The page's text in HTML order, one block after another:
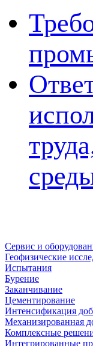
Сервис и
Геофизические
Испытания
Бурение
Заканчивание
Цементирование
Интенсификация
Механизированная
Комплексные
Интегрированные